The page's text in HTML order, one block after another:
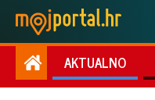
AKTUALNO